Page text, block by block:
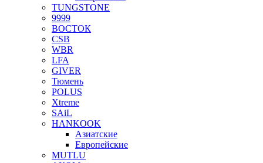
TUNGSTONE
9999
ВОСТОК
CSB
WBR
LFA
GIVER
Тюмень
POLUS
Xtreme
SAiL
HANKOOK
Азиатские
Европейские
MUTLU